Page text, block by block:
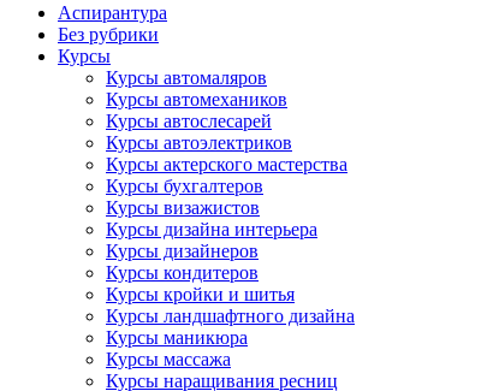
Аспирантура
Без рубрики
Курсы
Курсы автомаляров
Курсы автомехаников
Курсы автослесарей
Курсы автоэлектриков
Курсы актерского мастерства
Курсы бухгалтеров
Курсы визажистов
Курсы дизайна интерьера
Курсы дизайнеров
Курсы кондитеров
Курсы кройки и шитья
Курсы ландшафтного дизайна
Курсы маникюра
Курсы массажа
Курсы наращивания ресниц